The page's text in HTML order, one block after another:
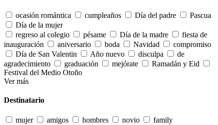
ocasión romántica cumpleaños Día del padre
Pascua
Día de la mujer
regreso al colegio
pésame Día de la madre
fiesta de
inauguración
aniversario boda Navidad
compromiso
Día de San Valentin
Año nuevo disculpa
de
agradecimiento
graduación mejórate
Ramadán y Eid
Festival del Medio Otoño
Ver más
Destinatario
mujer amigos hombres novio
family